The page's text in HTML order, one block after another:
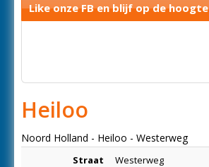
Like onze FB en blijf op de hoogte
Heiloo
Noord Holland - Heiloo - Westerweg
Straat Westerweg